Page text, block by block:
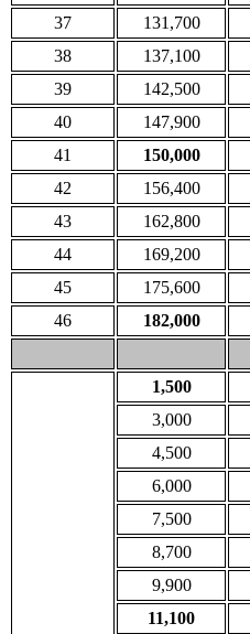
37
131,700
38
137,100
39
142,500
40
147,900
41
150,000
42
156,400
43
162,800
44
169,200
45
175,600
46
182,000
1,500
3,000
4,500
6,000
7,500
8,700
9,900
11,100